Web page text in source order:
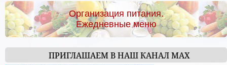
Организация питания.
Ежедневные меню
ПРИГЛАШАЕМ В НАШ КАНАЛ МАХ